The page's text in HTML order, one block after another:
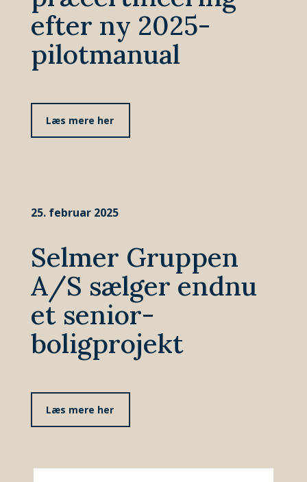
efter ny 2025-
pilotmanual
Læs mere her
25. februar 2025
Selmer Gruppen
A/S sælger endnu
et senior-
boligprojekt
Læs mere her